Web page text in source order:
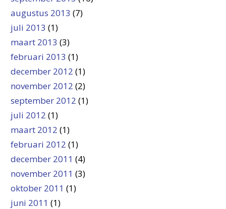
augustus 2013 (7)
juli 2013 (1)
maart 2013 (3)
februari 2013 (1)
december 2012 (1)
november 2012 (2)
september 2012 (1)
juli 2012 (1)
maart 2012 (1)
februari 2012 (1)
december 2011 (4)
november 2011 (3)
oktober 2011 (1)
juni 2011 (1)